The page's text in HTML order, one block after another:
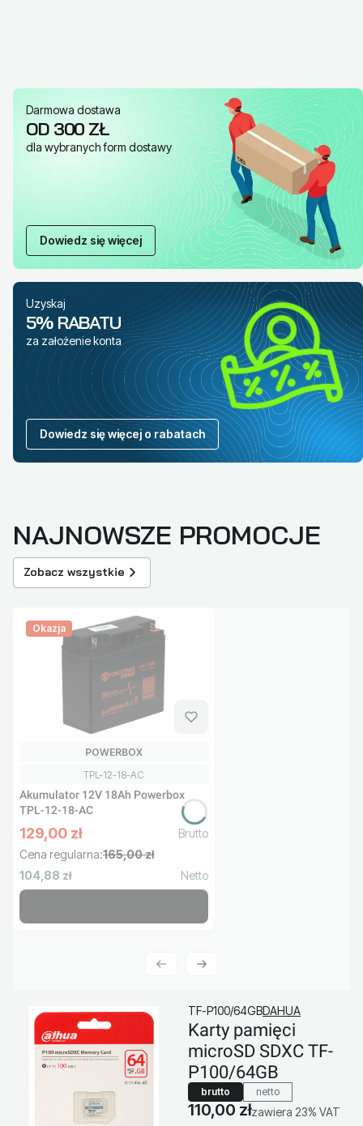
Darmowa dostawa
OD 300 ZŁ
dla wybranych form dostawy
Dowiedz się więcej
Uzyskaj
5% RABATU
za założenie konta
Dowiedz się więcej o rabatach
NAJNOWSZE PROMOCJE
Zobacz wszystkie
Okazja
Kod produktu
TPL-12-18-AC
Akumulator 12V 18Ah Powerbox
TPL-12-18-AC
PRODUCENT
POWERBOX
Cena promocyjna brutto
129,00 zł
Cena regularna:165,00 zł
Cena netto
104,88 zł
TF-P100/64GBDAHUA
Karty pamięci
microSD SDXC TF-
P100/64GB
brutto netto
Cena
110,00 złzawiera 23% VAT
zawiera 23% VAT